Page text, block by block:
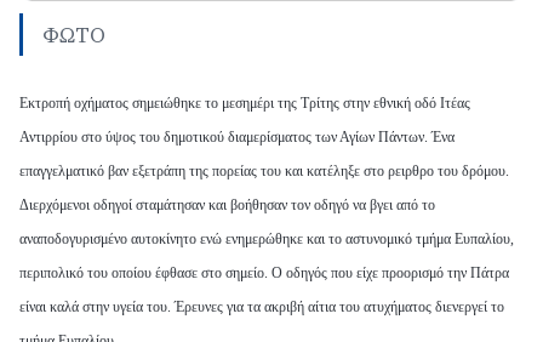
ΦΩΤΟ
Εκτροπή οχήματος σημειώθηκε το μεσημέρι της Τρίτης στην εθνική οδό Ιτέας
Αντιρρίου στο ύψος του δημοτικού διαμερίσματος των Αγίων Πάντων. Ένα
επαγγελματικό βαν εξετράπη της πορείας του και κατέληξε στο ρειρθρο του δρόμου.
Διερχόμενοι οδηγοί σταμάτησαν και βοήθησαν τον οδηγό να βγει από το
αναποδογυρισμένο αυτοκίνητο ενώ ενημερώθηκε και το αστυνομικό τμήμα Ευπαλίου,
περιπολικό του οποίου έφθασε στο σημείο. Ο οδηγός που είχε προορισμό την Πάτρα
είναι καλά στην υγεία του. Έρευνες για τα ακριβή αίτια του ατυχήματος διενεργεί το